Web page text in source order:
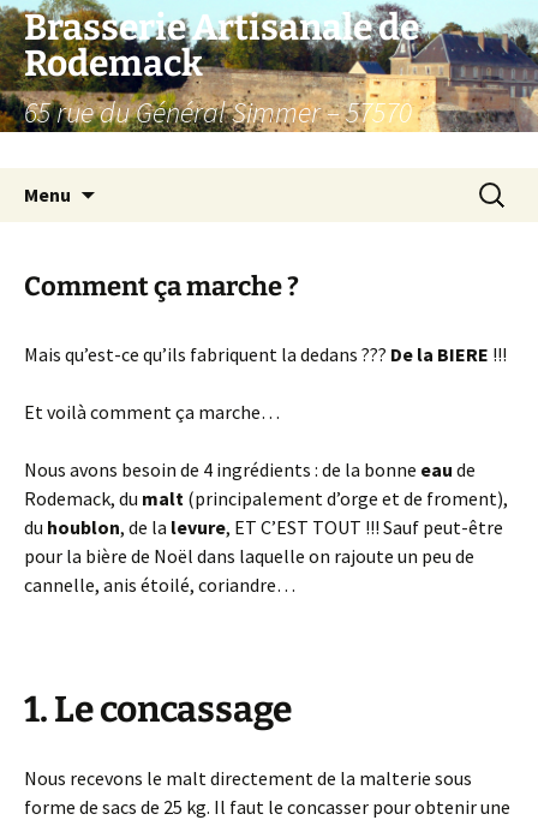
Aller
au
contenu
Brasserie Artisanale de
Rodemack
65 rue du Général Simmer – 57570
Menu
Comment ça marche ?
Mais qu’est-ce qu’ils fabriquent la dedans ??? De la BIERE !!!
Et voilà comment ça marche…
Nous avons besoin de 4 ingrédients : de la bonne eau de
Rodemack, du malt (principalement d’orge et de froment),
du houblon, de la levure, ET C’EST TOUT !!! Sauf peut-être
pour la bière de Noël dans laquelle on rajoute un peu de
cannelle, anis étoilé, coriandre…
1. Le concassage
Nous recevons le malt directement de la malterie sous
forme de sacs de 25 kg. Il faut le concasser pour obtenir une